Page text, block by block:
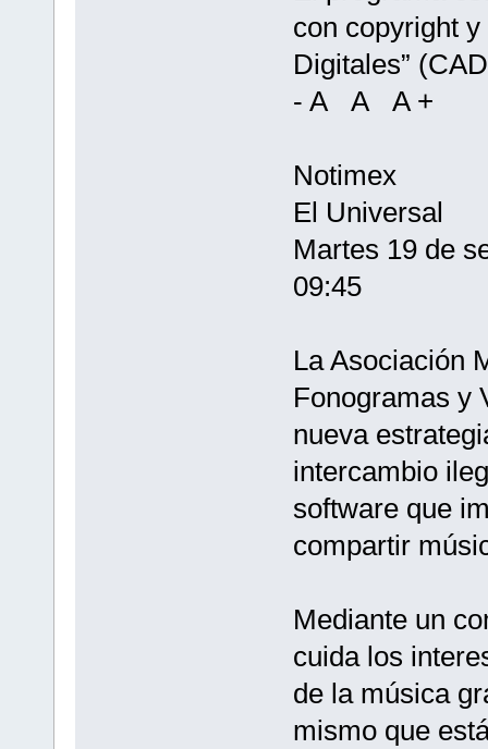
con copyright
Digitales”
- A A A +
Notimex
El Universal
Martes 19 de
09:45
La Asociación
Fonogramas y
nueva
intercambio
software que
compartir
Mediante un
cuida los
de la música
mismo que